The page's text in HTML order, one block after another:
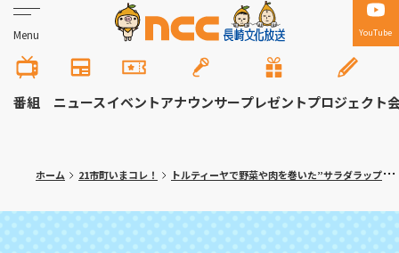
Menu YouTube
番組 ニュースイベントアナウンサープレゼントプロジェクト
ホーム 21市町いまコレ！ トルティーヤで野菜や肉を巻いた”サラダラップ”専門店！大村市「ロールン」